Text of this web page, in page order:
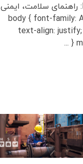
چک‌ لیست HSE: راهنمای سلامت، ایمنی
body { font-family:
text-align: justify;